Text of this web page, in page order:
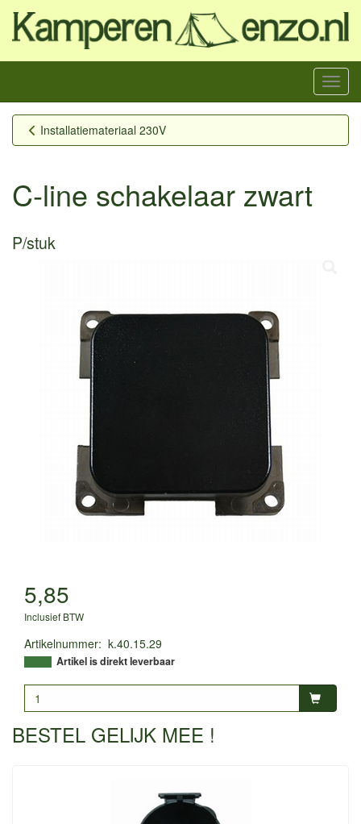
Menu
Installatiemateriaal 230V
C-line schakelaar zwart
P/stuk
5,85
Inclusief BTW
Artikelnummer: k.40.15.29
Artikel is direkt leverbaar
BESTEL GELIJK MEE !